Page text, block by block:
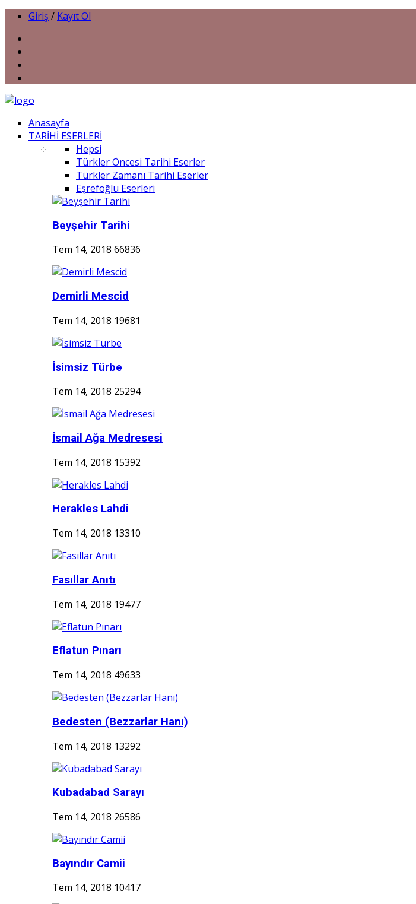
Giriş / Kayıt Ol
Anasayfa
TARİHİ ESERLERİ
Hepsi
Türkler Öncesi Tarihi Eserler
Türkler Zamanı Tarihi Eserler
Eşrefoğlu Eserleri
Beyşehir Tarihi
Tem 14, 2018 66836
Demirli Mescid
Tem 14, 2018 19681
İsimsiz Türbe
Tem 14, 2018 25294
İsmail Ağa Medresesi
Tem 14, 2018 15392
Herakles Lahdi
Tem 14, 2018 13310
Fasıllar Anıtı
Tem 14, 2018 19477
Eflatun Pınarı
Tem 14, 2018 49633
Bedesten (Bezzarlar Hanı)
Tem 14, 2018 13292
Kubadabad Sarayı
Tem 14, 2018 26586
Bayındır Camii
Tem 14, 2018 10417